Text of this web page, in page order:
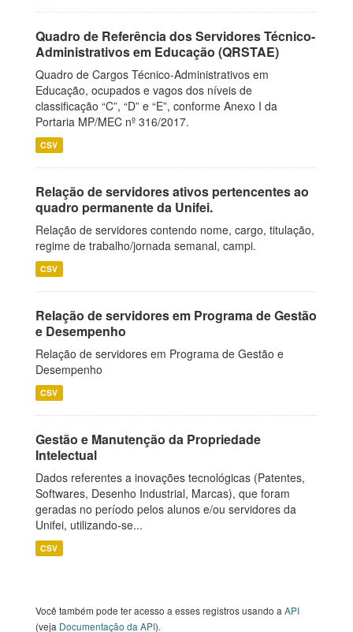
Quadro de Referência dos Servidores Técnico-
Administrativos em Educação (QRSTAE)
Quadro de Cargos Técnico-Administrativos em
Educação, ocupados e vagos dos níveis de
classificação “C”, “D” e “E”, conforme Anexo I da
Portaria MP/MEC nº 316/2017.
CSV
Relação de servidores ativos pertencentes ao
quadro permanente da Unifei.
Relação de servidores contendo nome, cargo, titulação,
regime de trabalho/jornada semanal, campi.
CSV
Relação de servidores em Programa de Gestão
e Desempenho
Relação de servidores em Programa de Gestão e
Desempenho
CSV
Gestão e Manutenção da Propriedade
Intelectual
Dados referentes a inovações tecnológicas (Patentes,
Softwares, Desenho Industrial, Marcas), que foram
geradas no período pelos alunos e/ou servidores da
Unifei, utilizando-se...
CSV
Você também pode ter acesso a esses registros usando a API
(veja Documentação da API).